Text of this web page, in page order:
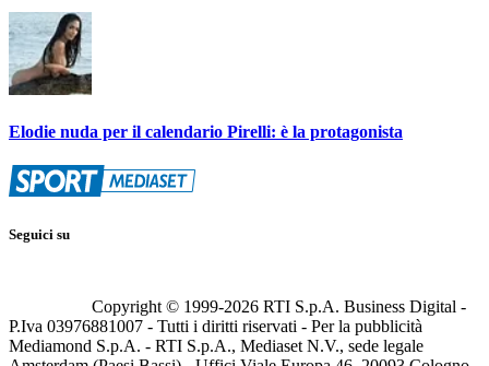
Elodie nuda per il calendario Pirelli: è la protagonista
Seguici su
Copyright © 1999-2026 RTI S.p.A. Business Digital -
P.Iva 03976881007 - Tutti i diritti riservati - Per la pubblicità
Mediamond S.p.A. - RTI S.p.A., Mediaset N.V., sede legale